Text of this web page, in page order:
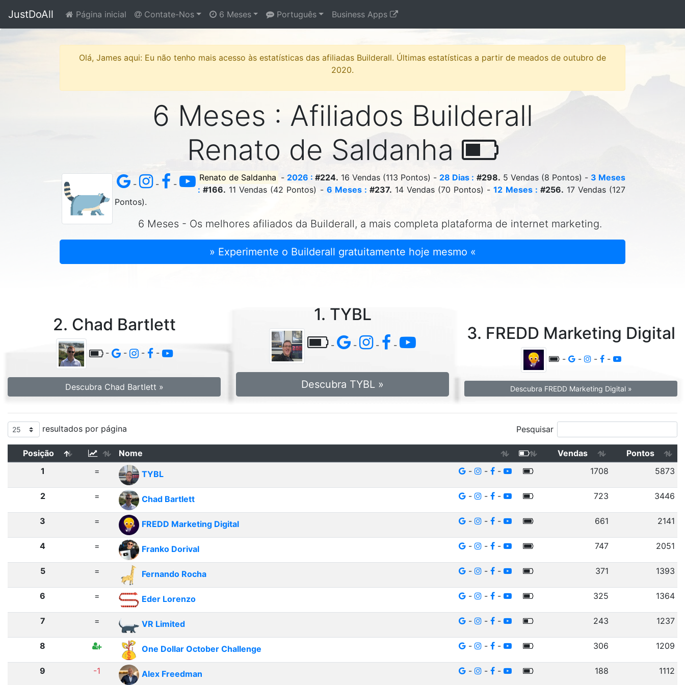
JustDoAll Página inicial Contate-Nos 6 Meses Português Business Apps
Olá, James aqui: Eu não tenho mais acesso às estatísticas das afiliadas Builderall. Últimas estatísticas a partir de meados de outubro de
2020.
6 Meses : Afiliados Builderall
Renato de Saldanha
- - -
Renato de Saldanha - 2026 : #224. 16 Vendas (113 Pontos) - 28 Dias : #298. 5 Vendas (8 Pontos) - 3 Meses
: #166. 11 Vendas (42 Pontos) - 6 Meses : #237. 14 Vendas (70 Pontos) -12 Meses : #256. 17 Vendas (127
Pontos).
6 Meses - Os melhores afiliados da Builderall, a mais completa plataforma de internet marketing.
» Experimente o Builderall gratuitamente hoje mesmo «
2. Chad Bartlett
- - - -
Descubra Chad Bartlett »
1. TYBL
- - - -
Descubra TYBL »
3. FREDD Marketing Digital
- - - -
Descubra FREDD Marketing Digital »
resultados por página Pesquisar
Posição Nome Vendas
Pontos
1
= TYBL - - - 1708 5873
2 = Chad Bartlett - - - 723 3446
3 = FREDD Marketing Digital - - - 661 2141
4 = Franko Dorival - - - 747 2051
5 = Fernando Rocha - - - 371 1393
6 = Eder Lorenzo - - - 325 1364
7 = VR Limited - - - 243 1237
8 One Dollar October Challenge - - - 306 1209
9 -1 Alex Freedman - - - 188 1112